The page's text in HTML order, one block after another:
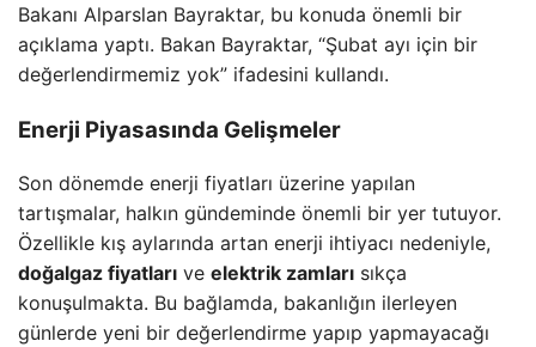
Bakanı Alparslan Bayraktar, bu konuda önemli bir
açıklama yaptı. Bakan Bayraktar, “Şubat ayı için bir
değerlendirmemiz yok” ifadesini kullandı.
Enerji Piyasasında Gelişmeler
Son dönemde enerji fiyatları üzerine yapılan
tartışmalar, halkın gündeminde önemli bir yer tutuyor.
Özellikle kış aylarında artan enerji ihtiyacı nedeniyle,
doğalgaz fiyatları ve elektrik zamları sıkça
konuşulmakta. Bu bağlamda, bakanlığın ilerleyen
günlerde yeni bir değerlendirme yapıp yapmayacağı